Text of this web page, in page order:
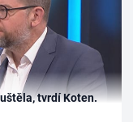
tvrdí Koten.